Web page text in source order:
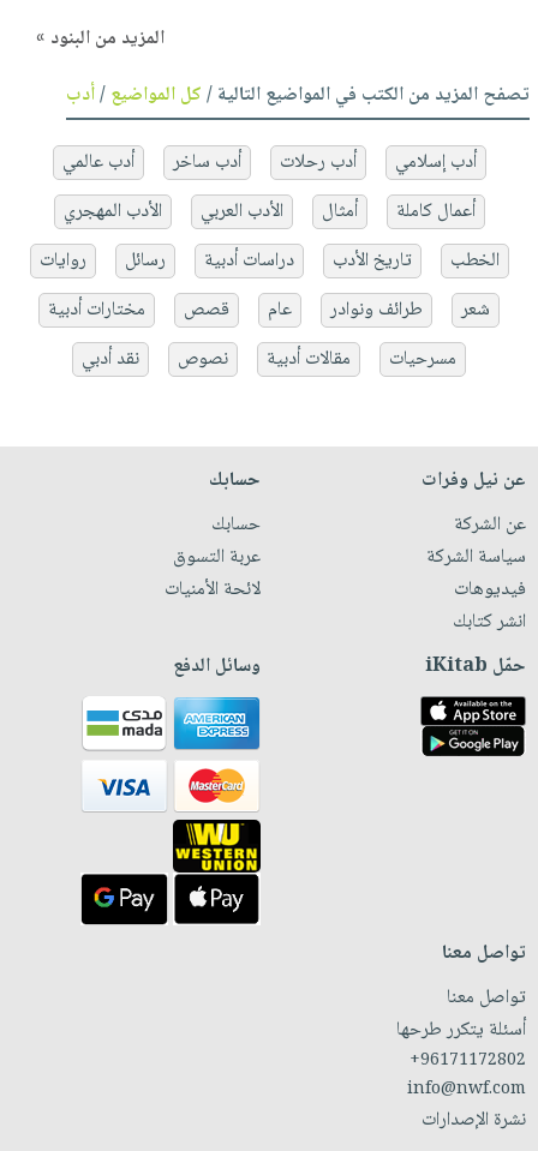
المزيد من البنود »
تصفح المزيد من الكتب في المواضيع التالية /كل المواضيع/أدب
أدب إسلامي أدب رحلات أدب ساخر
أدب عالمي
أعمال كاملة
أمثال الأدب العربي
الأدب المهجري
الخطب
تاريخ الأدب دراسات أدبية رسائل
روايات
شعر
طرائف ونوادر عام قصص
مختارات أدبية
مسرحيات
مقالات أدبية نصوص نقد أدبي
عن نيل وفرات
عن الشركة
سياسة الشركة
فيديوهات
انشر كتابك
حسابك
حسابك
عربة التسوق
لائحة الأمنيات
حمّل iKitab وسائل الدفع
تواصل معنا
تواصل معنا
أسئلة يتكرر طرحها
+96171172802
info@nwf.com
نشرة الإصدارات